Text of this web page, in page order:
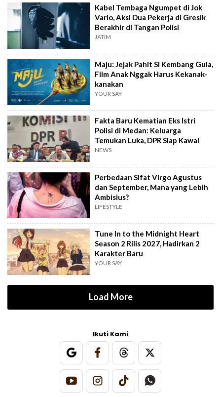
Kabel Tembaga Ngumpet di Jok
Vario, Aksi Dua Pekerja di Gresik
Berakhir di Tangan Polisi
JATIM
Maju: Jejak Pahit Si Kembang Gula,
Film Anak Nggak Harus Kekanak-
kanakan
YOUR SAY
Fakta Baru Kematian Eks Istri
Polisi di Medan: Keluarga
Temukan Luka, DPR Siap Kawal
NEWS
Perbedaan Sifat Virgo Agustus
dan September, Mana yang Lebih
Ambisius?
LIFESTYLE
Tune In to the Midnight Heart
Season 2 Rilis 2027, Hadirkan 2
Karakter Baru
YOUR SAY
Load More
Ikuti Kami